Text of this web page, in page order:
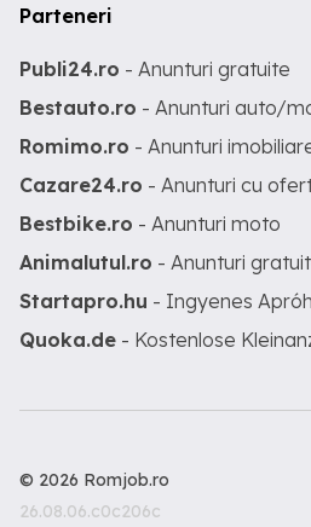
Parteneri
Publi24.ro - Anunturi gratuite
Bestauto.ro - Anunturi auto/
Romimo.ro - Anunturi
Cazare24.ro - Anunturi cu
Bestbike.ro - Anunturi moto
Animalutul.ro - Anunturi
Startapro.hu - Ingyenes
Quoka.de - Kostenlose
© 2026 Romjob.ro
26.08.06.c0c206c